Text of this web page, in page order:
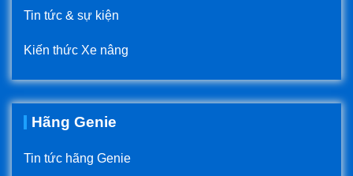
Tin tức & sự kiện
Kiến thức Xe nâng
Hãng Genie
Tin tức hãng Genie